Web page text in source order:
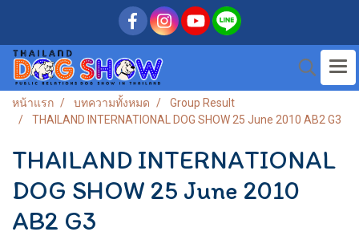
หน้าแรก บทความทั้งหมด
Group Result
THAILAND INTERNATIONAL DOG SHOW 25 June 2010 AB2 G3
THAILAND INTERNATIONAL
DOG SHOW 25 June 2010
AB2 G3